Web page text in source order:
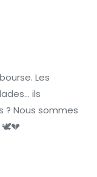
Les
ils
? Nous sommes
🕊️💔